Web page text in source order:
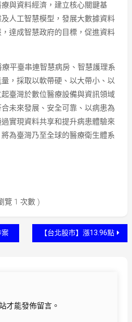
與資料經濟，建立核心關鍵基
人工智慧模型，發展大數據資料
達成智慧政府的目標，促進資料
平臺串連智慧病房、智慧護理系
，採取以軟帶硬、以大帶小、以
臺灣於數位醫療設備與資訊領域
未來發展、安全可靠、以病患為
實現資料共享和提升病患體驗來
為臺灣乃至全球的醫療衛生體系
覽 1 次數 )
案
【台北股市】漲13.96點
才能發佈留言。